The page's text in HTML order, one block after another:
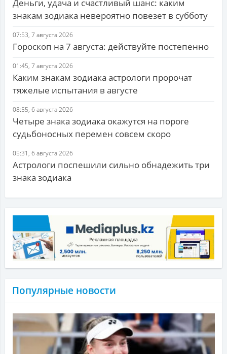
Деньги, удача и счастливый шанс: каким
знакам зодиака невероятно повезет в субботу
07:53, 7 августа 2026
Гороскоп на 7 августа: действуйте постепенно
01:45, 7 августа 2026
Каким знакам зодиака астрологи пророчат
тяжелые испытания в августе
08:55, 6 августа 2026
Четыре знака зодиака окажутся на пороге
судьбоносных перемен совсем скоро
05:31, 6 августа 2026
Астрологи поспешили сильно обнадежить три
знака зодиака
Популярные новости